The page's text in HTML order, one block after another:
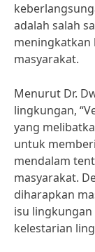
adalah salah
meningkatkan
masyarakat.
Menurut Dr.
lingkungan,
yang
untuk
mendalam
masyarakat.
diharapkan
isu
kelestarian